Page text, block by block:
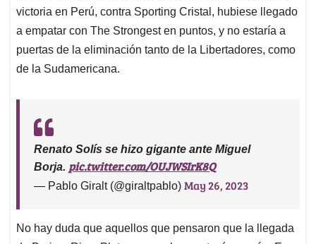
victoria en Perú, contra Sporting Cristal, hubiese llegado
a empatar con The Strongest en puntos, y no estaría a
puertas de la eliminación tanto de la Libertadores, como
de la Sudamericana.
Renato Solís se hizo gigante ante Miguel
Borja. pic.twitter.com/OUJWSIrK8Q
— Pablo Giralt (@giraltpablo) May 26, 2023
No hay duda que aquellos que pensaron que la llegada